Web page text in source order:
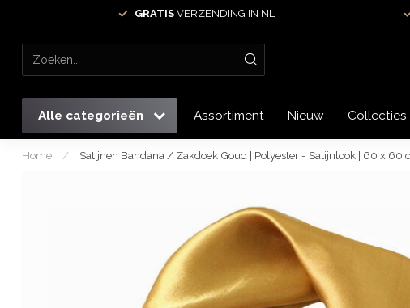
GRATISVERZENDING IN NL
Alle categorieën Assortiment Nieuw Collecties
Home / Satijnen Bandana / Zakdoek Goud | Polyester - Satijnlook | 60 x 60